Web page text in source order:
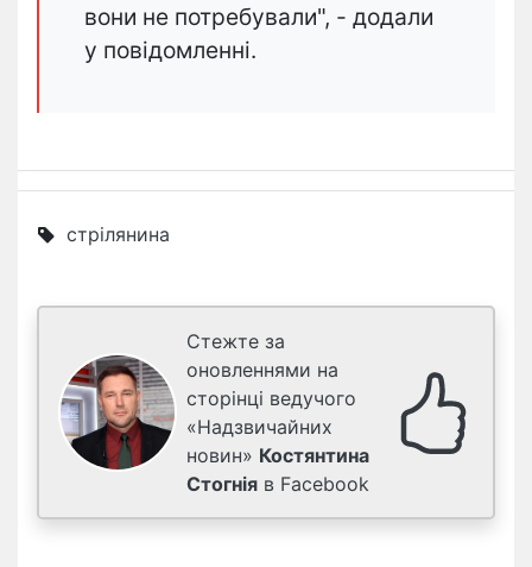
вони не потребували", - додали
у повідомленні.
стрілянина
Стежте за
оновленнями на
сторінці ведучого
«Надзвичайних
новин» Костянтина
Стогнія в Facebook